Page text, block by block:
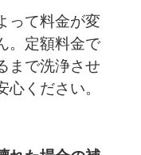
って料金が変
。定額料金で
まで洗浄させ
ください。